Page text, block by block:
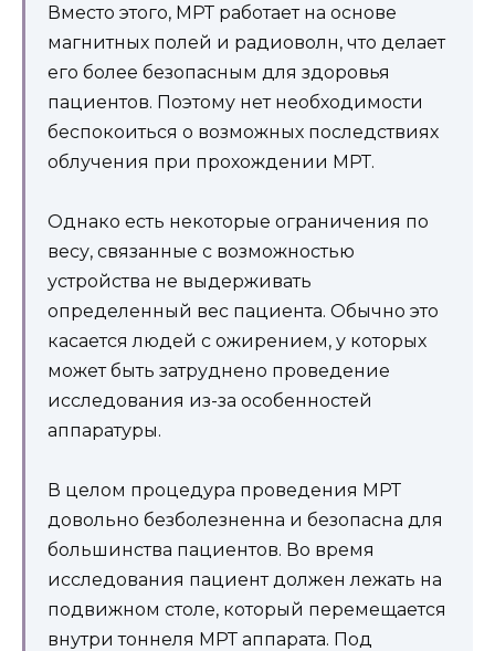
Вместо этого, МРТ работает на основе
магнитных полей и радиоволн, что делает
его более безопасным для здоровья
пациентов. Поэтому нет необходимости
беспокоиться о возможных последствиях
облучения при прохождении МРТ.
Однако есть некоторые ограничения по
весу, связанные с возможностью
устройства не выдерживать
определенный вес пациента. Обычно это
касается людей с ожирением, у которых
может быть затруднено проведение
исследования из-за особенностей
аппаратуры.
В целом процедура проведения МРТ
довольно безболезненна и безопасна для
большинства пациентов. Во время
исследования пациент должен лежать на
подвижном столе, который перемещается
внутри тоннеля МРТ аппарата. Под